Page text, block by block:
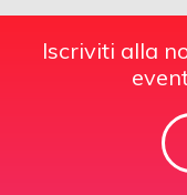
Iscriviti alla